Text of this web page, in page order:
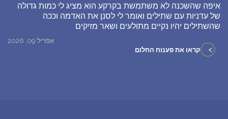
איפה שהשכנה לא משתמשת בקרקע הוא מציג לי כמות גדולה
של עדניות עם שתילים ואומר לי לסנן את האדמה וככה
שהשתילים יהיו נקיים מתולעים ושאר מזיקים
אפריל 09, 2026
> קראו את פענוח החלום